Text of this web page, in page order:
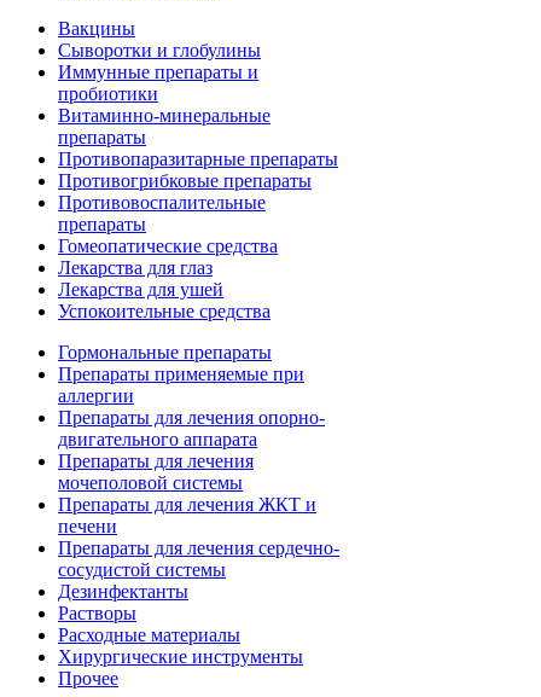
Вакцины
Сыворотки и глобулины
Иммунные препараты и
пробиотики
Витаминно-минеральные
препараты
Противопаразитарные препараты
Противогрибковые препараты
Противовоспалительные
препараты
Гомеопатические средства
Лекарства для глаз
Лекарства для ушей
Успокоительные средства
Гормональные препараты
Препараты применяемые при
аллергии
Препараты для лечения опорно-
двигательного аппарата
Препараты для лечения
мочеполовой системы
Препараты для лечения ЖКТ и
печени
Препараты для лечения сердечно-
сосудистой системы
Дезинфектанты
Растворы
Расходные материалы
Хирургические инструменты
Прочее